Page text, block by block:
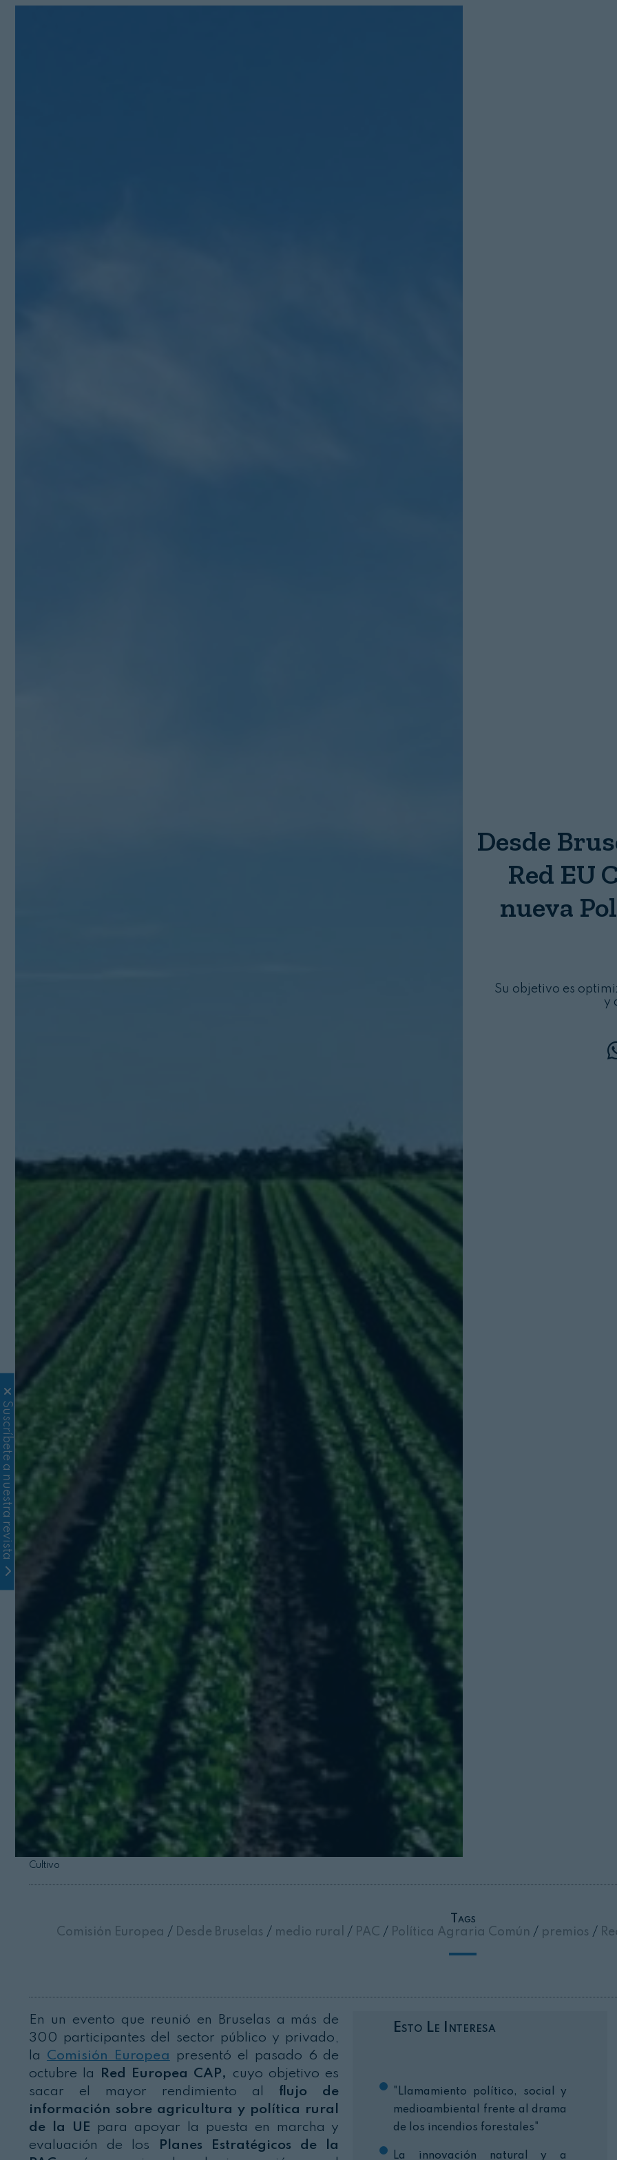
Cultivo
Desde
Red EU
nueva
Su objetivo es
y
Tags
Comisión Europea / Desde Bruselas / medio rural / PAC / Política Agraria Común / premios /
Esto Le Interesa
"Llamamiento político, social y
medioambiental frente al drama
de los incendios forestales"
La innovación natural y a
En un evento que reunió en Bruselas a más de
300 participantes del sector público y privado,
la Comisión Europea presentó el pasado 6 de
octubre la
Red Europea CAP, cuyo objetivo es
sacar el mayor rendimiento al flujo de
información sobre agricultura y política rural
de la UE para apoyar la puesta en marcha y
evaluación de los
Planes Estratégicos de la
Suscríbete a nuestra revista